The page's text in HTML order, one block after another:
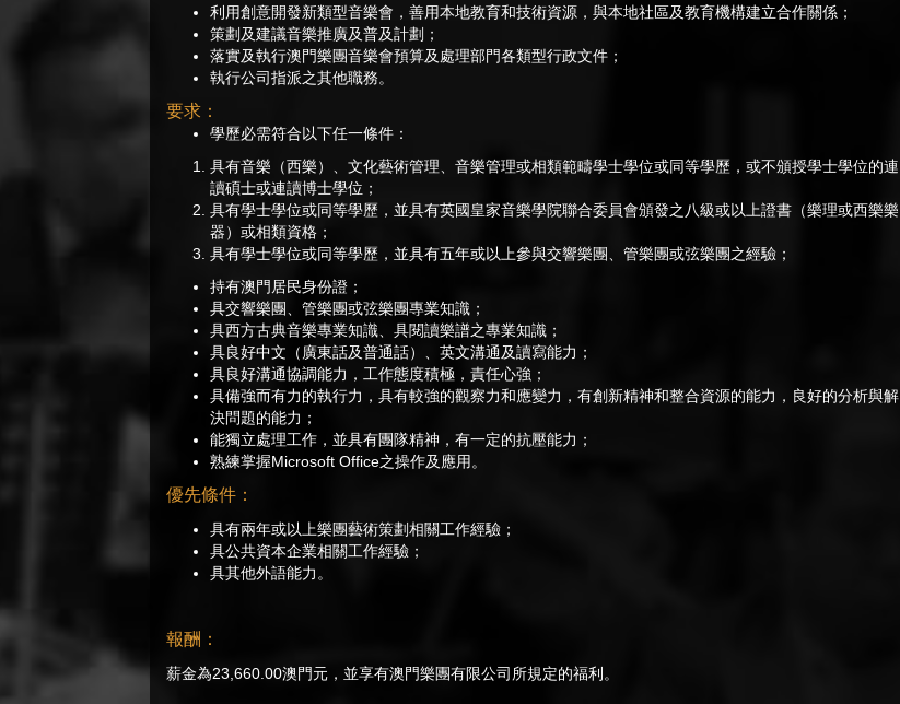
利用創意開發新類型音樂會，善用本地教育和技術資源，與本地社區及教育機構建立合作關係；
策劃及建議音樂推廣及普及計劃；
落實及執行澳門樂團音樂會預算及處理部門各類型行政文件；
執行公司指派之其他職務。
要求：
學歷必需符合以下任一條件：
具有音樂（西樂）、文化藝術管理、音樂管理或相類範疇學士學位或同等學歷，或不頒授學士學位的連
讀碩士或連讀博士學位；
具有學士學位或同等學歷，並具有英國皇家音樂學院聯合委員會頒發之八級或以上證書（樂理或西樂樂
器）或相類資格；
具有學士學位或同等學歷，並具有五年或以上參與交響樂團、管樂團或弦樂團之經驗；
持有澳門居民身份證；
具交響樂團、管樂團或弦樂團專業知識；
具西方古典音樂專業知識、具閱讀樂譜之專業知識；
具良好中文（廣東話及普通話）、英文溝通及讀寫能力；
具良好溝通協調能力，工作態度積極，責任心強；
具備強而有力的執行力，具有較強的觀察力和應變力，有創新精神和整合資源的能力，良好的分析與解
決問題的能力；
能獨立處理工作，並具有團隊精神，有一定的抗壓能力；
熟練掌握Microsoft Office之操作及應用。
優先條件：
具有兩年或以上樂團藝術策劃相關工作經驗；
具公共資本企業相關工作經驗；
具其他外語能力。
報酬：
薪金為23,660.00澳門元，並享有澳門樂團有限公司所規定的福利。